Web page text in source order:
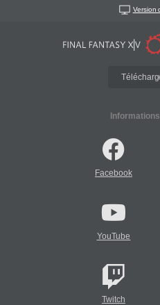
Version
Facebook
YouTube
Twitch